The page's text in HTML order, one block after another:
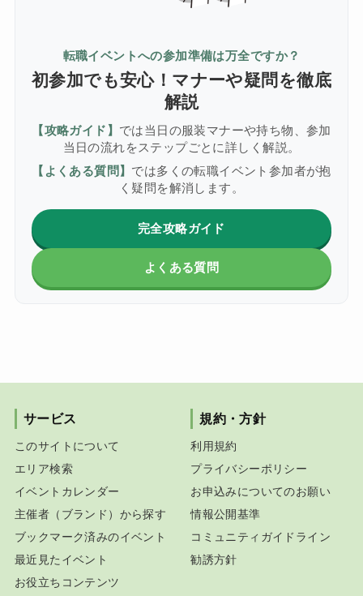
転職イベントへの参加準備は万全ですか？
初参加でも安心！マナーや疑問を徹底
解説
【攻略ガイド】 では当日の服装マナーや持ち物、参加
当日の流れをステップごとに詳しく解説。
【よくある質問】 では多くの転職イベント参加者が抱
く疑問を解消します。
完全攻略ガイド
よくある質問
サービス
このサイトについて
エリア検索
イベントカレンダー
主催者（ブランド）から探す
ブックマーク済みのイベント
最近見たイベント
お役立ちコンテンツ
規約・方針
利用規約
プライバシーポリシー
お申込みについてのお願い
情報公開基準
コミュニティガイドライン
勧誘方針